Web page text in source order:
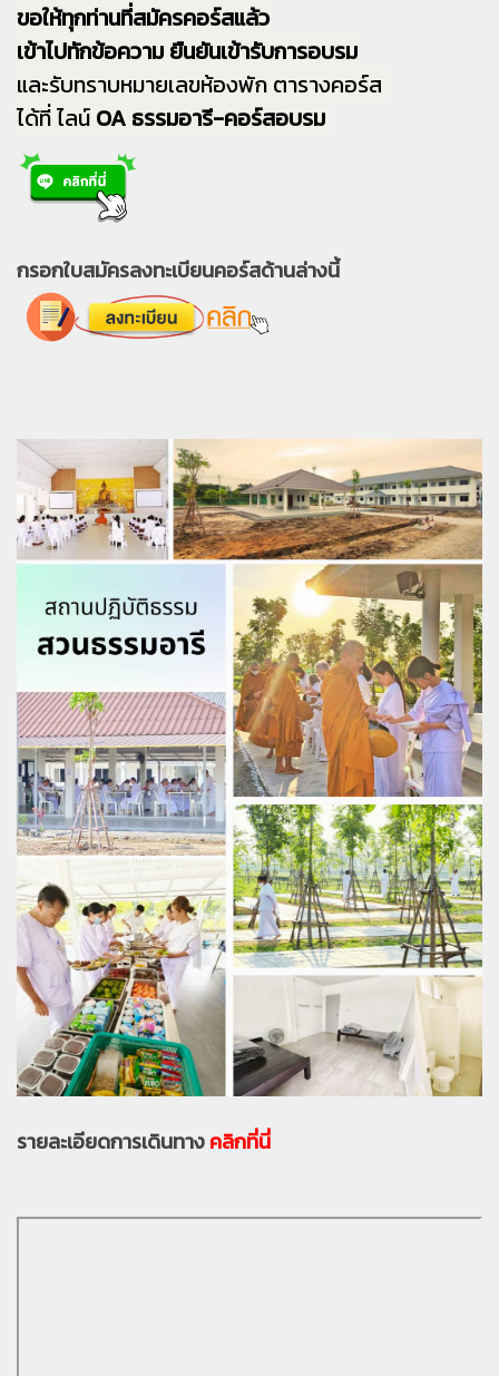
ขอให้ทุกท่านที่สมัครคอร์สแล้ว
เข้าไปทักข้อความ ยืนยันเข้ารับการอบรม
และรับทราบหมายเลขห้องพัก ตารางคอร์ส
ได้ที่ ไลน์ OA ธรรมอารี-คอร์สอบรม
กรอกใบสมัครลงทะเบียนคอร์สด้านล่างนี้
รายละเอียดการเดินทางคลิกที่นี่